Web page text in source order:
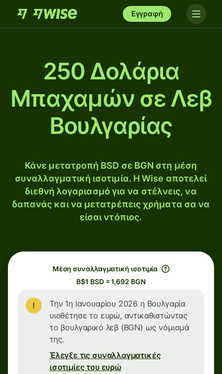
Εγγραφή
250 Δολάρια
Μπαχαμών σε Λεβ
Βουλγαρίας
Κάνε μετατροπή BSD σε BGN στη μέση
συναλλαγματική ισοτιμία. Η Wise αποτελεί
διεθνή λογαριασμό για να στέλνεις, να
δαπανάς και να μετατρέπεις χρήματα σα να
είσαι ντόπιος.
Μέση συναλλαγματική ισοτιμία
B$1 BSD = 1,692 BGN
Την 1η Ιανουαρίου 2026 η Βουλγαρία
υιοθέτησε το ευρώ, αντικαθιστώντας
το βουλγαρικό λεβ (BGN) ως νόμισμά
της.
Έλεγξε τις συναλλαγματικές
ισοτιμίες του ευρώ